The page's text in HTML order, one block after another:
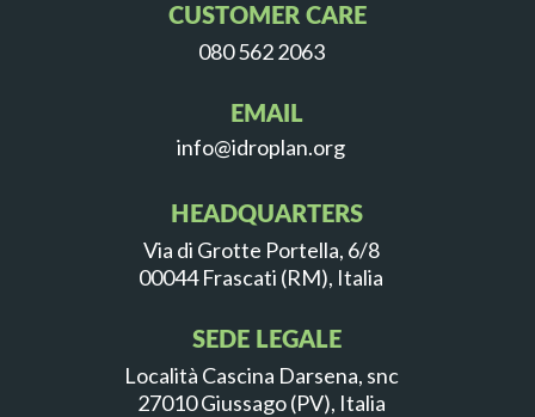
CUSTOMER CARE
080 562 2063
EMAIL
info@idroplan.org
HEADQUARTERS
Via di Grotte Portella, 6/8
00044 Frascati (RM), Italia
SEDE LEGALE
Località Cascina Darsena, snc
27010 Giussago (PV), Italia